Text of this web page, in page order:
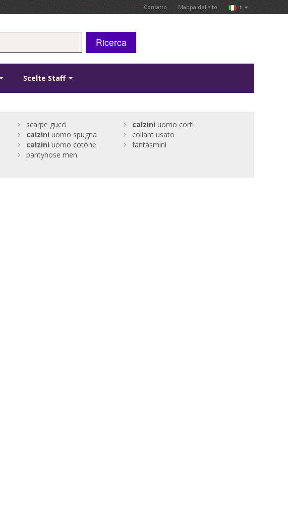
Contatto Mappa del sito it
Ricerca
Scelte Staff
scarpe gucci calzini uomo corti
calzini uomo spugna
collant usato
calzini uomo cotone
fantasmini
pantyhose men